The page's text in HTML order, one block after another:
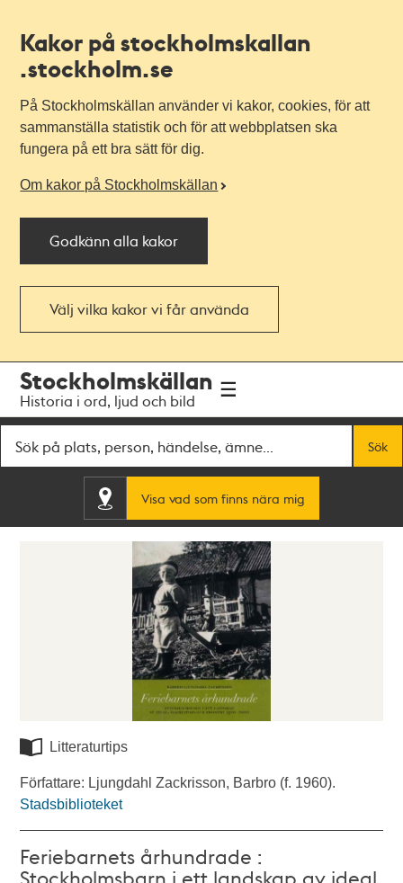
Kakor på stockholmskallan
.stockholm.se
På Stockholmskällan använder vi kakor, cookies, för att
sammanställa statistik och för att webbplatsen ska
fungera på ett bra sätt för dig.
Om kakor på Stockholmskällan
Godkänn alla kakor
Välj vilka kakor vi får använda
navigationen
huvudinnehållet
Stockholmskällan
Historia i ord, ljud och bild
Sök
Visa vad som finns nära mig
Litteraturtips
Författare: Ljungdahl Zackrisson, Barbro (f. 1960).
Stadsbiblioteket
Feriebarnets århundrade :
Stockholmsbarn i ett landskap av ideal,